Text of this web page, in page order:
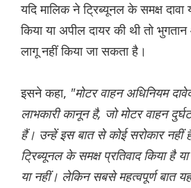
यदि मालिक ने ट्रिब्यूनल के समक्ष दावा
किया या अपील दायर की थी तो
लागू नहीं किया जा सकता है।
इसने कहा, "मोटर वाहन अधिनियम
लाभकारी कानून है, जो मोटर वाहन
हैं। उन्हें इस बात से कोई सरोकार नहीं
ट्रिब्यूनल के समक्ष प्रतिवाद किया है
या नहीं। लेकिन सबसे महत्वपूर्ण बात